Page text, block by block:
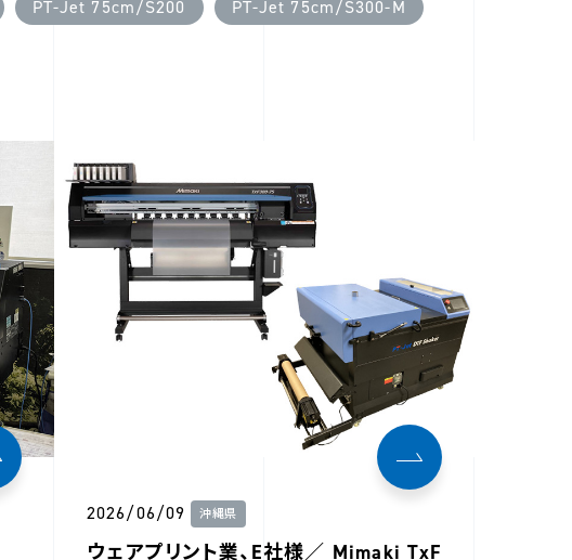
PT-Jet 75cm/S200
PT-Jet 75cm/S300-M
2026/06/09 沖縄県
ウェアプリント業、E社様／ Mimaki TxF